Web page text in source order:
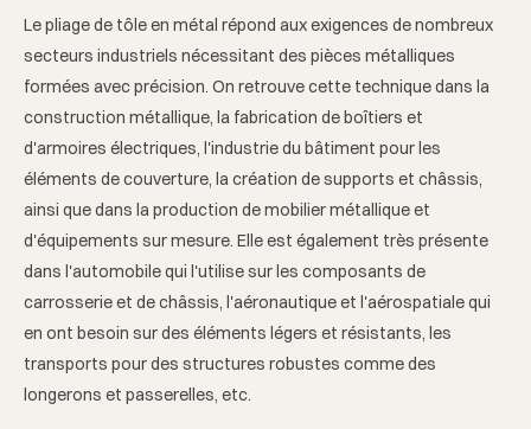
Le pliage de tôle en métal répond aux exigences de nombreux
secteurs industriels nécessitant des pièces métalliques
formées avec précision. On retrouve cette technique dans la
construction métallique, la fabrication de boîtiers et
d'armoires électriques, l'industrie du bâtiment pour les
éléments de couverture, la création de supports et châssis,
ainsi que dans la production de mobilier métallique et
d'équipements sur mesure. Elle est également très présente
dans l'automobile qui l'utilise sur les composants de
carrosserie et de châssis, l'aéronautique et l'aérospatiale qui
en ont besoin sur des éléments légers et résistants, les
transports pour des structures robustes comme des
longerons et passerelles, etc.